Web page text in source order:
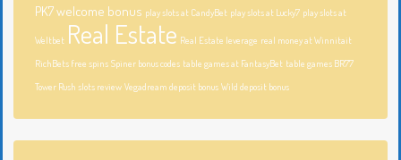
PK7 welcome bonus play slots at CandyBet play slots at Lucky7 play slots at
Weltbet Real Estate Real Estate leverage real money at Winnitait
RichBets free spins Spiner bonus codes table games at FantasyBet table games BR77
Tower Rush slots review Vegadream deposit bonus Wild deposit bonus